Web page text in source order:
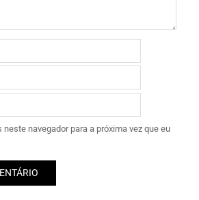
neste navegador para a próxima vez que eu